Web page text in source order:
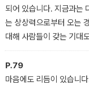
되어 있습니다. 지금과는
는 상상력으로부터 오는
대해 사람들이 갖는 기대
다.
P.79
마음에도 리듬이 있습니